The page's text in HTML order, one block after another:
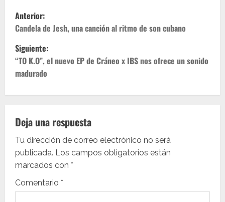
N
a
v
e
g
a
c
i
ó
Anterior:
Candela de Jesh, una canción al ritmo de son cubano
Siguiente:
“TO K.O”, el nuevo EP de Cráneo x IBS nos ofrece un sonido
madurado
Deja una respuesta
Tu dirección de correo electrónico no será
publicada. Los campos obligatorios están
marcados con *
Comentario *